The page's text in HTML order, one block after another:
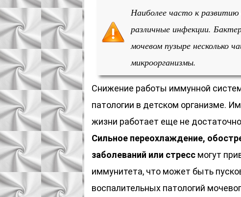
Наиболее часто к развитию
различные инфекции.
мочевом пузыре несколько
микроорганизмы.
Снижение работы иммунной
патологии в детском организме.
жизни работает еще не
Сильное переохлаждение,
заболеваний или стресс могут
иммунитета, что может быть
воспалительных патологий